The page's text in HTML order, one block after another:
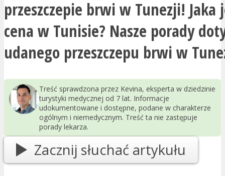
przeszczepie brwi w Tunezji! Jaka
cena w Tunisie? Nasze porady
udanego przeszczepu brwi w
Treść sprawdzona przez Kevina, eksperta w dziedzinie
turystyki medycznej od 7 lat. Informacje
udokumentowane i dostępne, podane w charakterze
ogólnym i niemedycznym. Treść ta nie zastępuje
porady lekarza.
Zacznij słuchać artykułu